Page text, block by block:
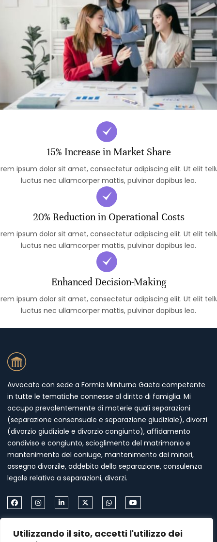
Utilizzando il sito, accetti l'utilizzo dei
15% Increase in Market Share
ipsum dolor sit amet, consectetur adipiscing elit. Ut elit
luctus nec ullamcorper mattis, pulvinar dapibus leo.
20% Reduction in Operational Costs
ipsum dolor sit amet, consectetur adipiscing elit. Ut elit
luctus nec ullamcorper mattis, pulvinar dapibus leo.
Enhanced Decision-Making
ipsum dolor sit amet, consectetur adipiscing elit. Ut elit
luctus nec ullamcorper mattis, pulvinar dapibus leo.
Avvocato con sede a Formia Minturno Gaeta competente
in tutte le tematiche connesse al diritto di famiglia. Mi
occupo prevalentemente di materie quali separazioni
(separazione consensuale e separazione giudiziale), divorzi
(divorzio giudiziale e divorzio congiunto), affidamento
condiviso e congiunto, scioglimento del matrimonio e
mantenimento del coniuge, mantenimento dei minori,
assegno divorzile, addebito della separazione, consulenza
legale relativa a separazioni, divorzi.
Come Contattarmi